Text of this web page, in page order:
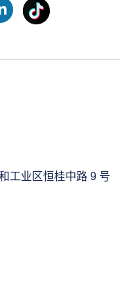
工业区恒桂中路 9 号